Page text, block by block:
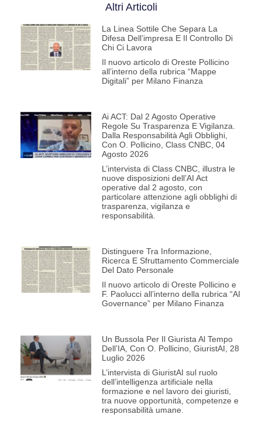
Altri Articoli
La Linea Sottile Che Separa La
Difesa Dell’impresa E Il Controllo Di
Chi Ci Lavora
Il nuovo articolo di Oreste Pollicino
all’interno della rubrica “Mappe
Digitali” per Milano Finanza
Ai ACT: Dal 2 Agosto Operative
Regole Su Trasparenza E Vigilanza.
Dalla Responsabilità Agli Obblighi,
Con O. Pollicino, Class CNBC, 04
Agosto 2026
L’intervista di Class CNBC, illustra le
nuove disposizioni dell’AI Act
operative dal 2 agosto, con
particolare attenzione agli obblighi di
trasparenza, vigilanza e
responsabilità.
Distinguere Tra Informazione,
Ricerca E Sfruttamento Commerciale
Del Dato Personale
Il nuovo articolo di Oreste Pollicino e
F. Paolucci all’interno della rubrica “AI
Governance” per Milano Finanza
Un Bussola Per Il Giurista Al Tempo
Dell’IA, Con O. Pollicino, GiuristAI, 28
Luglio 2026
L’intervista di GiuristAI sul ruolo
dell’intelligenza artificiale nella
formazione e nel lavoro dei giuristi,
tra nuove opportunità, competenze e
responsabilità umane.